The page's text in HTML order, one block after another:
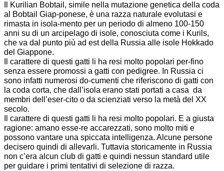
Il Kurilian Bobtail, simile nella mutazione genetica della coda
al Bobtail Giap-ponese, è una razza naturale evolutasi e
rimasta in isola-mento per un periodo di almeno 100-150
anni su di un arcipelago di isole, conosciuta come i Kurils,
che va dal punto più ad est della Russia alle isole Hokkado
del Giappone.
Il carattere di questi gatti li ha resi molto popolari per-fino
senza essere promossi a gatti con pedigree. In Russia ci
sono infatti numerosi do-cumenti che riferiscono di gatti con
la coda corta, che dall’isola erano stati portati a casa da
membri dell’eser-cito o da scienziati verso la metà del XX
secolo.
Il carattere di questi gatti li ha resi molto popolari. E a giusta
ragione: amano esse-re accarezzati, sono molto miti e
possono vantare una spiccata intelligenza. Alcune persone
decisero quindi di allevarli. Tuttavia storicamente in Russia
non c’era alcun club di gatti e quindi nessun standard utile
per guidare i primi tentativi di selezione di razza.